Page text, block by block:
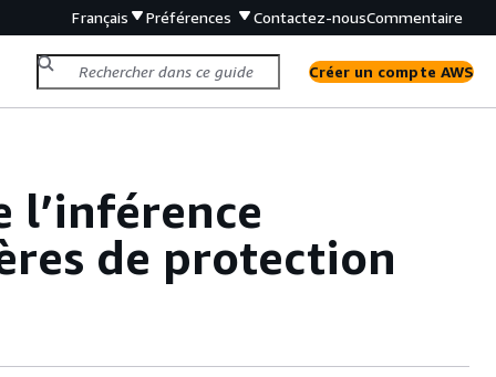
Français Préférences Contactez-nousCommentaire
Créer un compte AWS
l’inférence
de protection